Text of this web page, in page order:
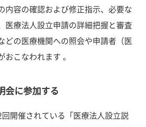
内容の確認および修正指示、必要な
医療法人設立申請の詳細把握と審査
どの医療機関への照会や申請者（医
おこなわれます 。
会に参加する
開催されている「医療法人設立説